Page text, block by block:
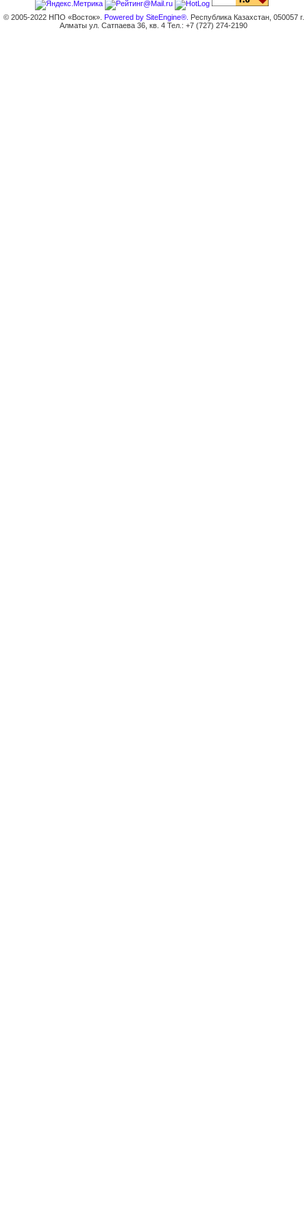
© 2005-2022 НПО «Восток». Powered by SiteEngine®. Республика Казахстан, 050057 г.
Алматы ул. Сатпаева 36, кв. 4 Тел.: +7 (727) 274-2190